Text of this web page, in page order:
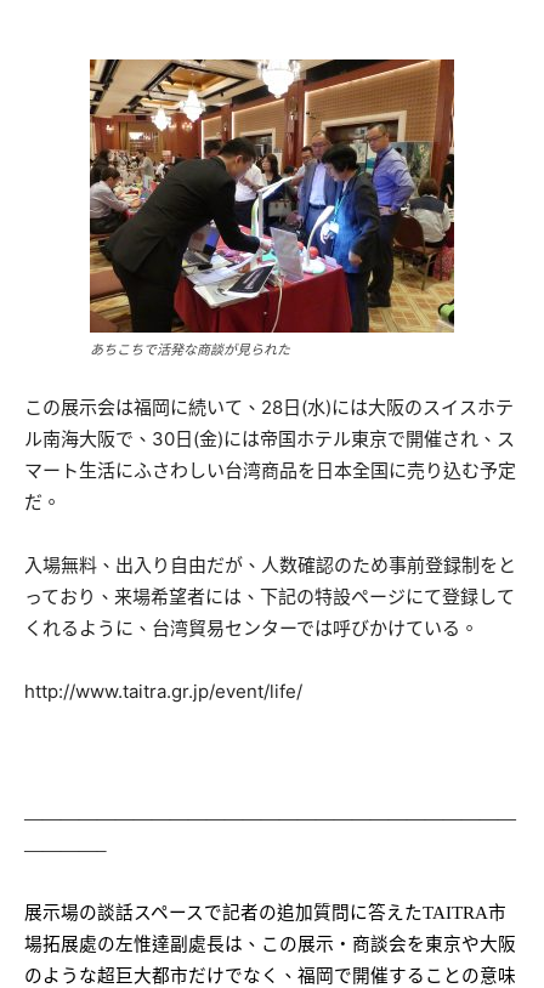
あちこちで活発な商談が見られた
この展示会は福岡に続いて、28日(水)には大阪のスイスホテ
ル南海大阪で、30日(金)には帝国ホテル東京で開催され、ス
マート生活にふさわしい台湾商品を日本全国に売り込む予定
だ。
入場無料、出入り自由だが、人数確認のため事前登録制をと
っており、来場希望者には、下記の特設ページにて登録して
くれるように、台湾貿易センターでは呼びかけている。
http://www.taitra.gr.jp/event/life/
———————————————————————————
————–
展示場の談話スペースで記者の追加質問に答えたTAITRA市
場拓展處の左惟達副處長は、この展示・商談会を東京や大阪
のような超巨大都市だけでなく、福岡で開催することの意味